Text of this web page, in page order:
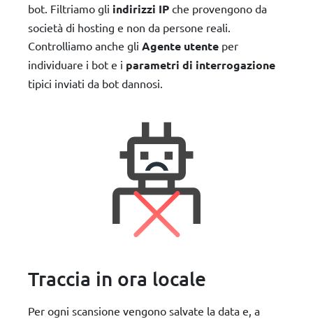
bot. Filtriamo gli indirizzi IP che provengono da
società di hosting e non da persone reali.
Controlliamo anche gli Agente utente per
individuare i bot e i parametri di interrogazione
tipici inviati da bot dannosi.
Traccia in ora locale
Per ogni scansione vengono salvate la data e, a